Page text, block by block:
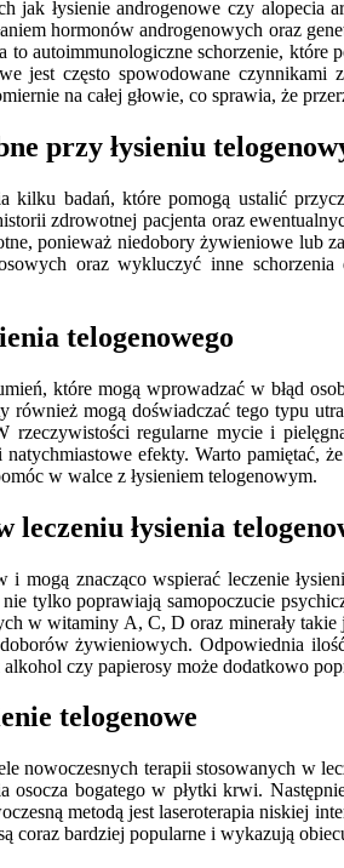
jak łysienie androgenowe czy
hormonów androgenowych oraz
autoimmunologiczne schorzenie,
jest często spowodowane
na całej głowie, co sprawia, że
przy łysieniu
kilku badań, które pomogą ustalić
zdrowotnej pacjenta oraz
ponieważ niedobory żywieniowe
oraz wykluczyć inne
telogenowego
które mogą wprowadzać w błąd
mogą doświadczać tego typu
rzeczywistości regularne mycie i
efekty. Warto pamiętać,
w walce z łysieniem telogenowym.
łysienia
mogą znacząco wspierać leczenie
tylko poprawiają samopoczucie
w witaminy A, C, D oraz minerały
żywieniowych. Odpowiednia
czy papierosy może dodatkowo
telogenowe
nowoczesnych terapii stosowanych w
bogatego w płytki krwi.
metodą jest laseroterapia niskiej
coraz bardziej popularne i wykazują